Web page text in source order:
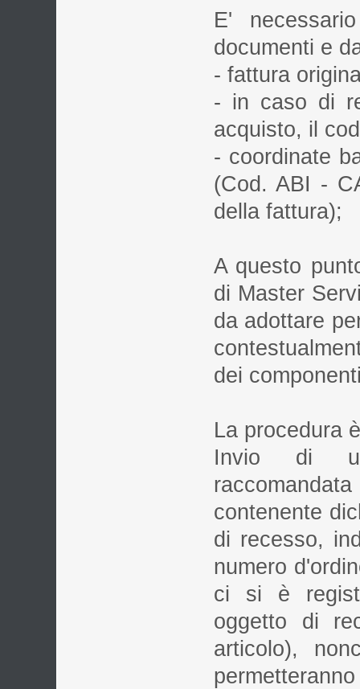
E'
documenti e
- fattura
- in caso di
acquisto, il
- coordinate
(Cod. ABI -
della fattura);
A questo
di Master
da adottare
dei
La procedura
Invio di
contenente
di recesso,
numero
ci si è
oggetto di
articolo),